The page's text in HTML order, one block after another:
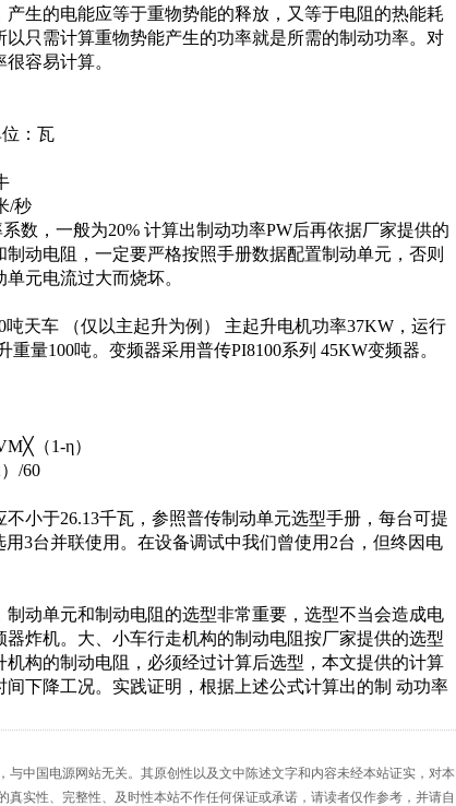
生的电能应等于重物势能的释放，又等于电阻的热能耗
以只需计算重物势能产生的功率就是所需的制动功率。对
容易计算。
：瓦
/秒
数，一般为20% 计算出制动功率PW后再依据厂家提供的
动电阻，一定要严格按照手册数据配置制动单元，否则
元电流过大而烧坏。
吨天车 （仅以主起升为例） 主起升电机功率37KW ，运行
重量100吨。变频器采用普传PI8100系列 45KW变频器。
（1-η）
） /60
不小于26.13千瓦，参照普传制动单元选型手册，每台可提
用3台并联使用。在设备调试中我们曾使用 2台，但终因电
制动单元和制动电阻的选型非常重要，选型不当会造成电
器炸机。大、小车行走机构的制动电阻按厂家提供的选型
构的制动电阻，必须经过计算后选型，本文提供的计算
下降工况。实践证明，根据上述公式计算出的制 动功率
与中国电源网站无关。其原创性以及文中陈述文字和内容未经本站证实，对本
真实性、完整性、及时性本站不作任何保证或承诺，请读者仅作参考，并请自